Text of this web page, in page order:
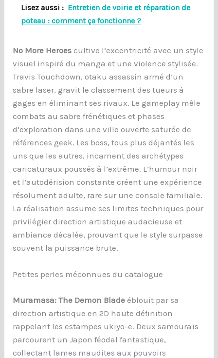
Lisez aussi : Entretien de voirie et réparation de
poteau : comment ça fonctionne ?
No More Heroes cultive l’excentricité avec un style
visuel inspiré du manga et une violence stylisée.
Travis Touchdown, otaku assassin armé d’un
sabre laser, gravit le classement des tueurs à
gages en éliminant ses rivaux. Le gameplay mêle
combats au sabre frénétiques et phases
d’exploration dans une ville ouverte saturée de
références geek. Les boss, tous plus déjantés les
uns que les autres, incarnent des archétypes
caricaturaux poussés à l’extrême. L’humour noir
et l’autodérision constante créent une expérience
résolument adulte, rare sur une console familiale.
La réalisation assume ses limites techniques pour
privilégier direction artistique audacieuse et
ambiance décalée, prouvant que le style surpasse
souvent la puissance brute.
Petites perles méconnues du catalogue
Muramasa: The Demon Blade éblouit par sa
direction artistique en 2D haute définition
rappelant les estampes ukiyo-e. Deux samouraïs
parcourent un Japon féodal fantastique,
collectant lames maudites aux pouvoirs